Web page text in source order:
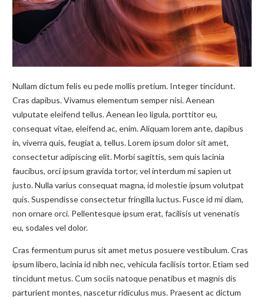
Nullam dictum felis eu pede mollis pretium. Integer tincidunt.
Cras dapibus. Vivamus elementum semper nisi. Aenean
vulputate eleifend tellus. Aenean leo ligula, porttitor eu,
consequat vitae, eleifend ac, enim. Aliquam lorem ante, dapibus
in, viverra quis, feugiat a, tellus. Lorem ipsum dolor sit amet,
consectetur adipiscing elit. Morbi sagittis, sem quis lacinia
faucibus, orci ipsum gravida tortor, vel interdum mi sapien ut
justo. Nulla varius consequat magna, id molestie ipsum volutpat
quis. Suspendisse consectetur fringilla luctus. Fusce id mi diam,
non ornare orci. Pellentesque ipsum erat, facilisis ut venenatis
eu, sodales vel dolor.
Cras fermentum purus sit amet metus posuere vestibulum. Cras
ipsum libero, lacinia id nibh nec, vehicula facilisis tortor. Etiam sed
tincidunt metus. Cum sociis natoque penatibus et magnis dis
parturient montes, nascetur ridiculus mus. Praesent ac dictum